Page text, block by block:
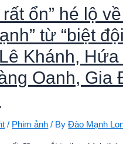
ổn” hé lộ về
từ “biệt đội
Khánh,
Oanh, Gia
/ Phim ảnh / ByĐào Mạnh